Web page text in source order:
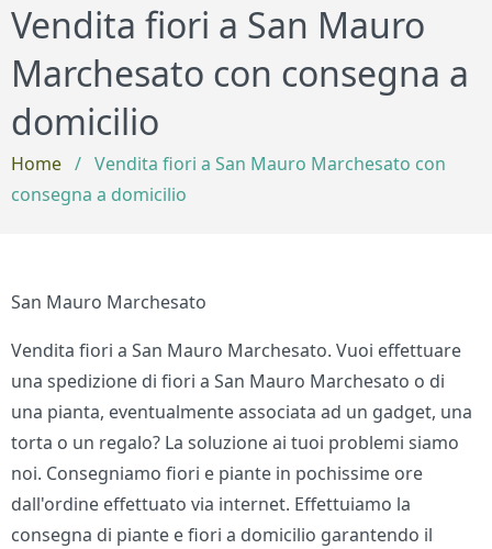
Vendita fiori a San Mauro
Marchesato con consegna a
domicilio
Home / Vendita fiori a San Mauro Marchesato con
consegna a domicilio
San Mauro Marchesato
Vendita fiori a San Mauro Marchesato. Vuoi effettuare
una spedizione di fiori a San Mauro Marchesato o di
una pianta, eventualmente associata ad un gadget, una
torta o un regalo? La soluzione ai tuoi problemi siamo
noi. Consegniamo fiori e piante in pochissime ore
dall'ordine effettuato via internet. Effettuiamo la
consegna di piante e fiori a domicilio garantendo il